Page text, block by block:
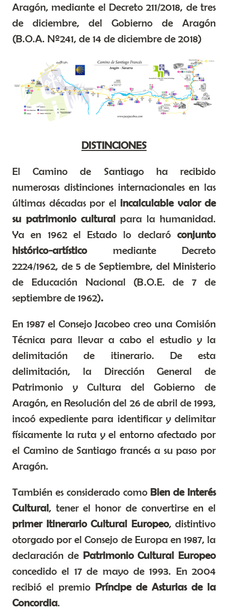
Aragón, mediante el Decreto 211/2018, de tres
de diciembre, del Gobierno de Aragón
(B.O.A. Nº241, de 14 de diciembre de 2018)
DISTINCIONES
El Camino de Santiago ha recibido
numerosas distinciones internacionales en las
últimas décadas por el incalculable valor de
su patrimonio cultural para la humanidad.
Ya en 1962 el Estado lo declaró conjunto
histórico-artístico mediante Decreto
2224/1962, de 5 de Septiembre, del Ministerio
de Educación Nacional (B.O.E. de 7 de
septiembre de 1962).
En 1987 el Consejo Jacobeo creo una Comisión
Técnica para llevar a cabo el estudio y la
delimitación de itinerario. De esta
delimitación, la Dirección General de
Patrimonio y Cultura del Gobierno de
Aragón, en Resolución del 26 de abril de 1993,
incoó expediente para identificar y delimitar
físicamente la ruta y el entorno afectado por
el Camino de Santiago francés a su paso por
Aragón.
También es considerado como Bien de Interés
Cultural, tener el honor de convertirse en el
primer Itinerario Cultural Europeo, distintivo
otorgado por el Consejo de Europa en 1987, la
declaración de Patrimonio Cultural Europeo
concedido el 17 de mayo de 1993. En 2004
recibió el premio Príncipe de Asturias de la
Concordia.